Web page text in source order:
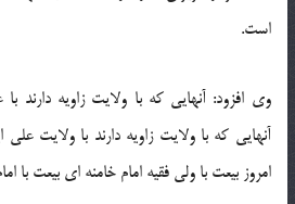
است.
وی افزود: آنهایی که با ولایت زاویه دارند
آنهایی که با ولایت زاویه دارند با ولایت علی
امروز بیعت با ولی فقیه امام خامنه ای بیعت با